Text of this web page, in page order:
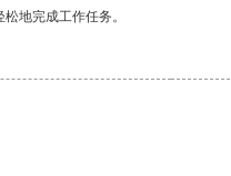
地完成工作任务。